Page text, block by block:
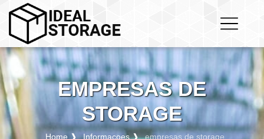
EMPRESAS DE
STORAGE
Home ❱ Informacoes ❱ empresas de storage